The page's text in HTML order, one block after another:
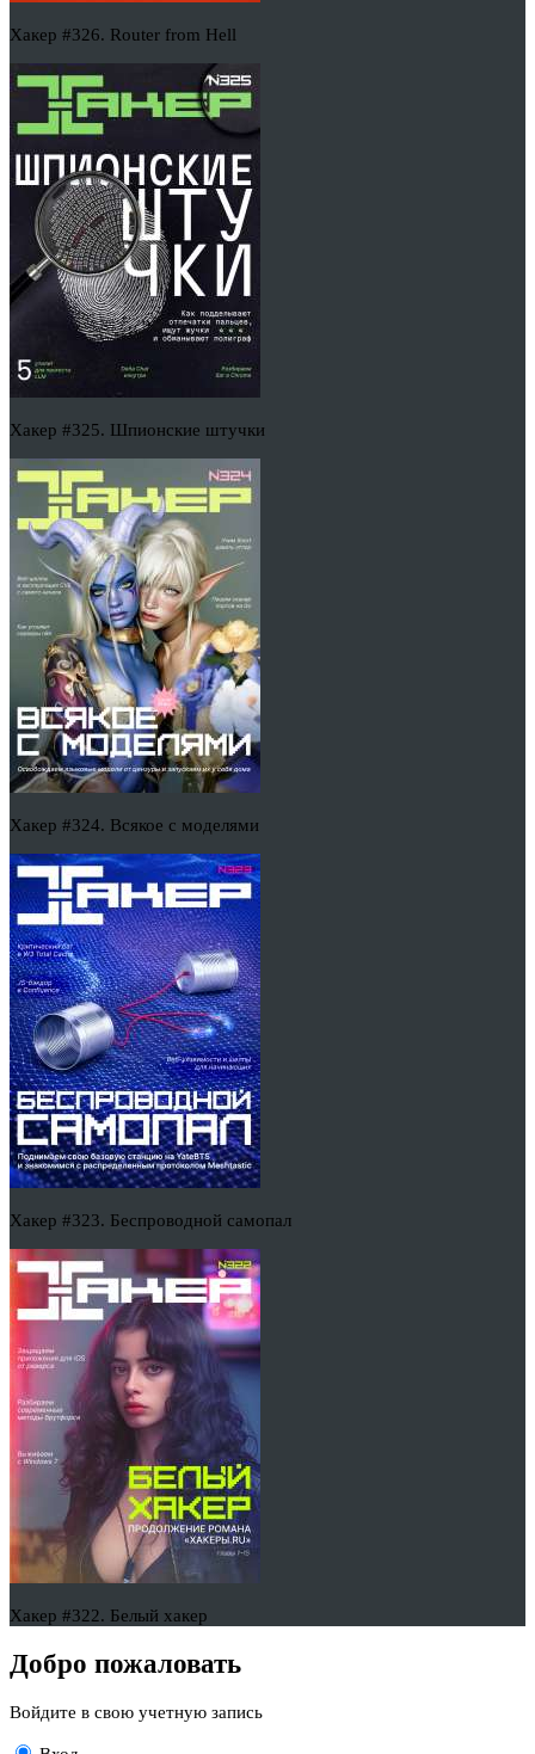
Хакер #326. Router from Hell
Хакер #325. Шпионские штучки
Хакер #324. Всякое с моделями
Хакер #323. Беспроводной самопал
Хакер #322. Белый хакер
Добро пожаловать
Войдите в свою учетную запись